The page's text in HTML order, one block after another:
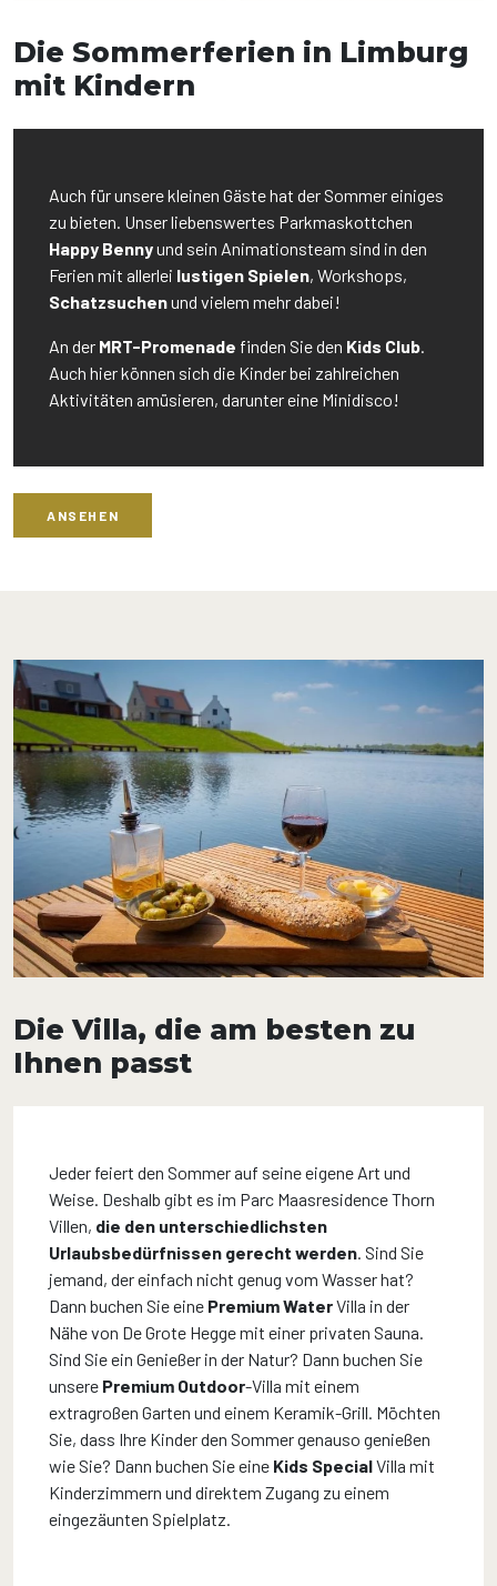
Die Sommerferien in Limburg
mit Kindern
Auch für unsere kleinen Gäste hat der Sommer einiges
zu bieten. Unser liebenswertes Parkmaskottchen
Happy Bennyund sein Animationsteam sind in den
Ferien mit allerlei lustigen Spielen, Workshops,
Schatzsuchenund vielem mehr dabei!
An der MRT-Promenade finden Sie den Kids Club
Auch hier können sich die Kinder bei zahlreichen
Aktivitäten amüsieren, darunter eine Minidisco!
ANSEHEN
Die Villa, die am besten zu
Ihnen passt
Jeder feiert den Sommer auf seine eigene Art und
Weise. Deshalb gibt es im Parc Maasresidence Thorn
Villen, die den unterschiedlichsten
Urlaubsbedürfnissen gerecht werden. Sind Sie
jemand, der einfach nicht genug vom Wasser hat?
Dann buchen Sie eine Premium WaterVilla in der
Nähe von De Grote Hegge mit einer privaten Sauna.
Sind Sie ein Genießer in der Natur? Dann buchen Sie
unsere Premium Outdoor-Villa mit einem
extragroßen Garten und einem Keramik-Grill. Möchten
Sie, dass Ihre Kinder den Sommer genauso genießen
wie Sie? Dann buchen Sie eine Kids SpecialVilla mit
Kinderzimmern und direktem Zugang zu einem
eingezäunten Spielplatz.